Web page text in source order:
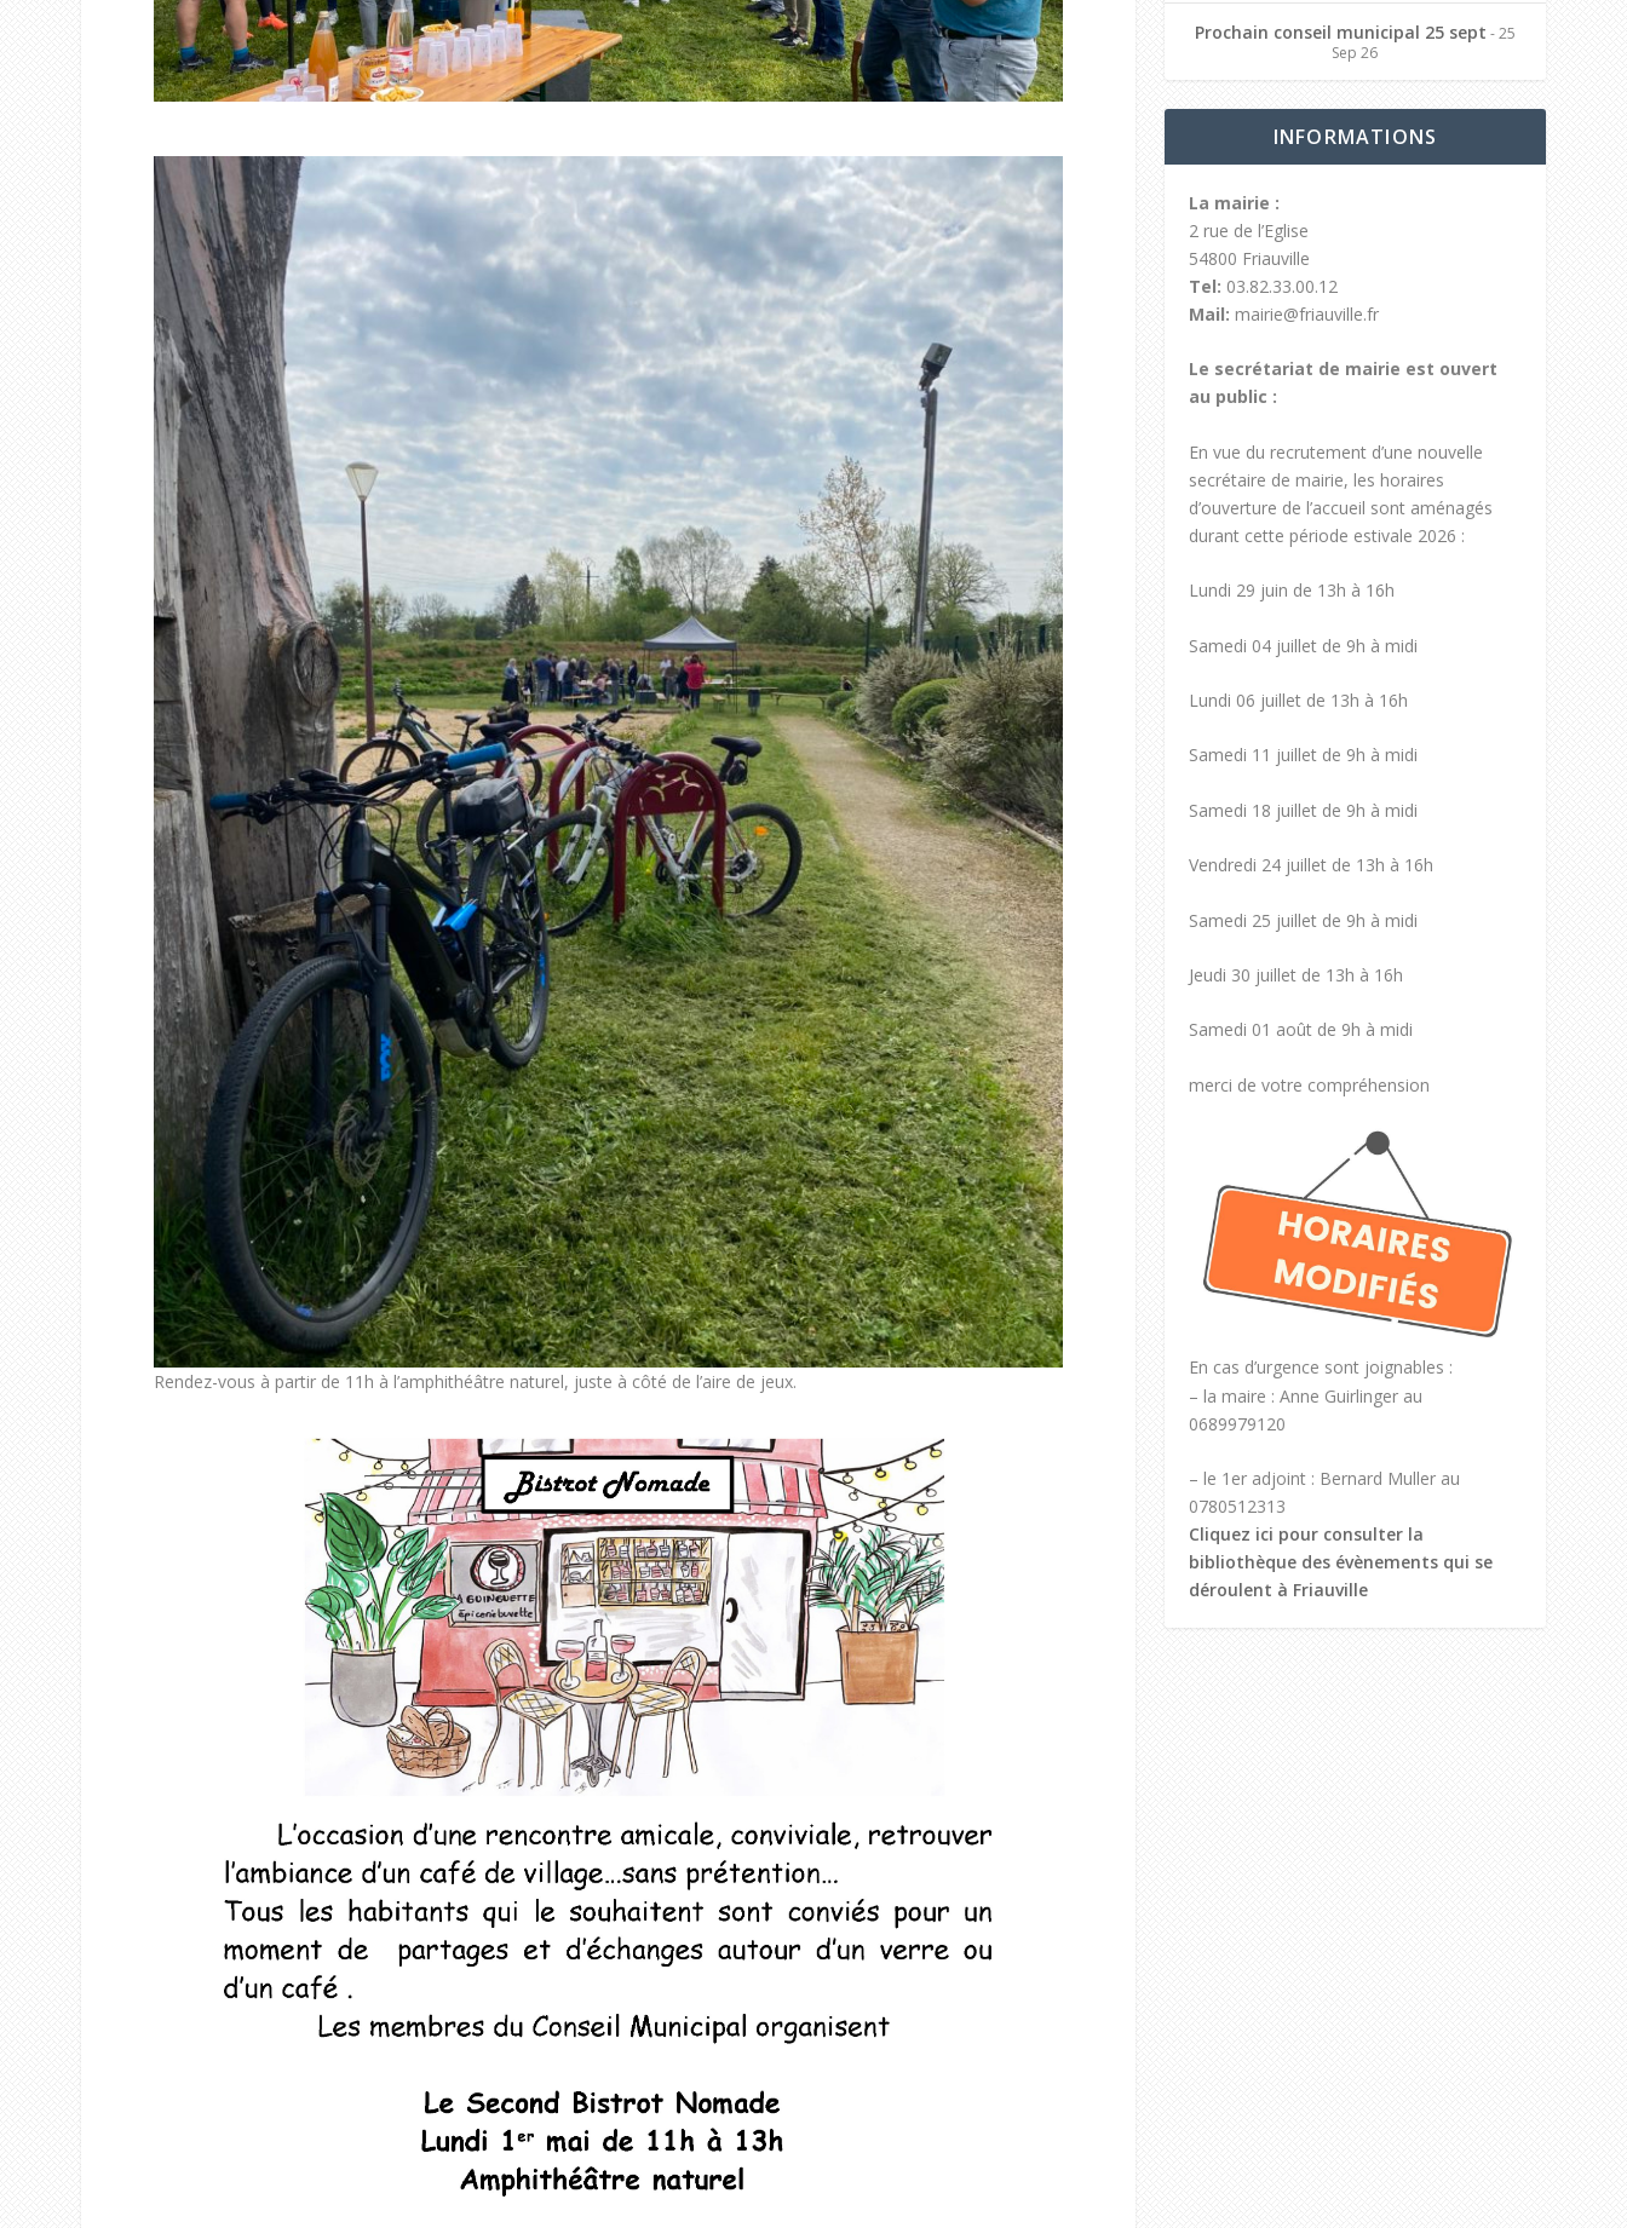
Rendez-vous à partir de 11h à l’amphithéâtre naturel, juste à côté de l’aire de jeux.
Prochain conseil municipal 25 sept - 25
Sep 26
INFORMATIONS
La mairie :
2 rue de l’Eglise
54800 Friauville
Tel: 03.82.33.00.12
Mail: mairie@friauville.fr
Le secrétariat de mairie est ouvert
au public :
En vue du recrutement d’une nouvelle
secrétaire de mairie, les horaires
d’ouverture de l’accueil sont aménagés
durant cette période estivale 2026 :
Lundi 29 juin de 13h à 16h
Samedi 04 juillet de 9h à midi
Lundi 06 juillet de 13h à 16h
Samedi 11 juillet de 9h à midi
Samedi 18 juillet de 9h à midi
Vendredi 24 juillet de 13h à 16h
Samedi 25 juillet de 9h à midi
Jeudi 30 juillet de 13h à 16h
Samedi 01 août de 9h à midi
merci de votre compréhension
En cas d’urgence sont joignables :
– la maire : Anne Guirlinger au
0689979120
– le 1er adjoint : Bernard Muller au
0780512313
Cliquez ici pour consulter la
bibliothèque des évènements qui se
déroulent à Friauville